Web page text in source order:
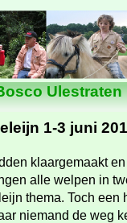
Ulestraten
klaargemaakt
alle welpen in
thema. Toch een
niemand de weg
1-3 juni